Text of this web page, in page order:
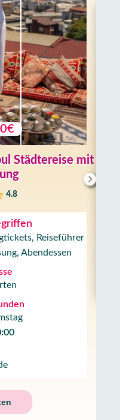
Städtereise mit
4.8
Reiseführer
Abendessen